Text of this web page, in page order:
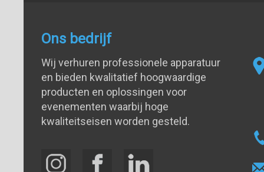
Ons bedrijf
Wij verhuren professionele apparatuur
en bieden kwalitatief hoogwaardige
producten en oplossingen voor
evenementen waarbij hoge
kwaliteitseisen worden gesteld.